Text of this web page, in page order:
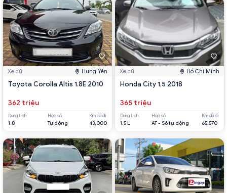
Xe cũ Hưng Yên
Toyota Corolla Altis 1.8E 2010
362 triệu
Dung tích
1.8
Hộp số
Tự động
Km đã đi
43,000
Xe cũ Hồ Chí Minh
Honda City 1,5 2018
365 triệu
Dung tích
1.5 L
Hộp số
AT - Số tự động
Km đã đi
65,570